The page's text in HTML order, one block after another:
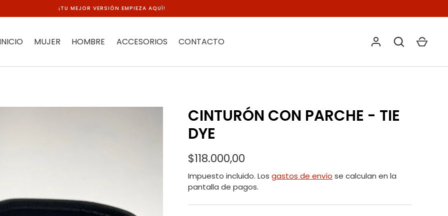
¡TU MEJOR VERSIÓN EMPIEZA AQUÍ!
INICIO MUJER HOMBRE ACCESORIOS CONTACTO
CINTURÓN CON PARCHE - TIE
DYE
$118.000,00
Impuesto incluido. Los gastos de envío se calculan en la
pantalla de pagos.